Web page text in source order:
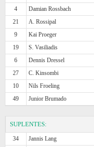
4
Damian Rossbach
21
A. Rossipal
9
Kai Proeger
19
S. Vasiliadis
6
Dennis Dressel
27
C. Kinsombi
10
Nils Froeling
49
Junior Brumado
SUPLENTES:
34 Jannis Lang